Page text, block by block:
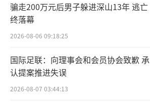
骗走200万元后男子躲进深山13年 逃亡
终落幕
2026-08-06 09:18:25
国际足联：向理事会和会员协会致歉 承
认提案推进失误
2026-08-07 03:44:13